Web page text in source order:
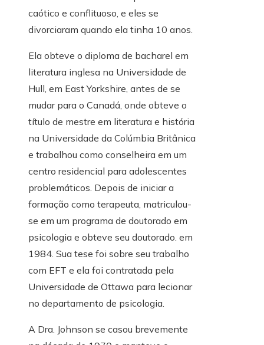
caótico e conflituoso, e eles se
divorciaram quando ela tinha 10 anos.
Ela obteve o diploma de bacharel em
literatura inglesa na Universidade de
Hull, em East Yorkshire, antes de se
mudar para o Canadá, onde obteve o
título de mestre em literatura e história
na Universidade da Colúmbia Britânica
e trabalhou como conselheira em um
centro residencial para adolescentes
problemáticos. Depois de iniciar a
formação como terapeuta, matriculou-
se em um programa de doutorado em
psicologia e obteve seu doutorado. em
1984. Sua tese foi sobre seu trabalho
com EFT e ela foi contratada pela
Universidade de Ottawa para lecionar
no departamento de psicologia.
A Dra. Johnson se casou brevemente